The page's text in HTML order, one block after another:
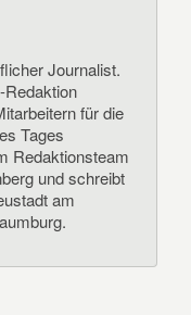
Journalist.
Redaktion
für die
Tages
Redaktionsteam
und schreibt
am